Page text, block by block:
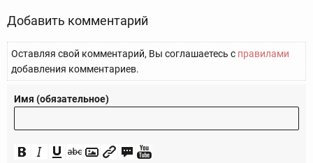
Добавить комментарий
Оставляя свой комментарий, Вы соглашаетесь с правилами
добавления комментариев.
Имя (обязательное)